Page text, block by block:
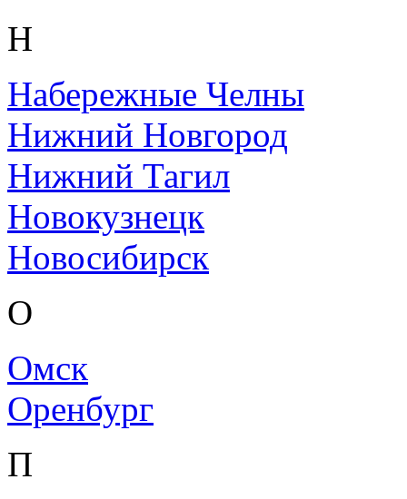
Н
Набережные Челны
Нижний Новгород
Нижний Тагил
Новокузнецк
Новосибирск
О
Омск
Оренбург
П